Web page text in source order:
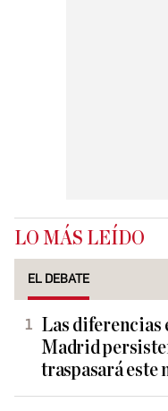
LO MÁS LEÍDO
EL DEBATE
Las diferencias
Madrid
traspasará este